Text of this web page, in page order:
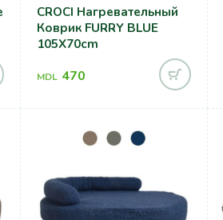
CROCI Нагревательный
Коврик FURRY BLUE
105X70cm
MDL 470